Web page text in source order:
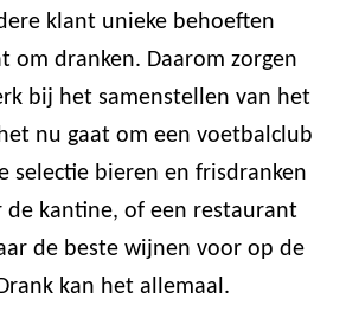
klant unieke behoeften
om dranken. Daarom zorgen
bij het samenstellen van het
nu gaat om een voetbalclub
selectie bieren en frisdranken
de kantine, of een restaurant
de beste wijnen voor op de
kan het allemaal.